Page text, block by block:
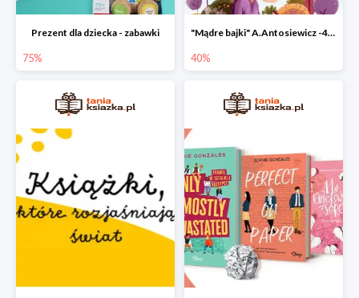
Prezent dla dziecka - zabawki
75%
"Mądre bajki" A.Antosiewicz -40%
40%